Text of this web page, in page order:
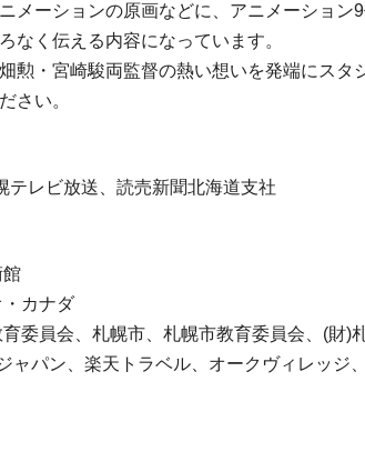
メーションの原画などに、アニメーショ
なく伝える内容になっています。
勲・宮崎駿両監督の熱い想いを発端にス
さい。
テレビ放送、読売新聞北海道支社
館
カナダ
委員会、札幌市、札幌市教育委員会、(財)
パン、楽天トラベル、オークヴィレッジ